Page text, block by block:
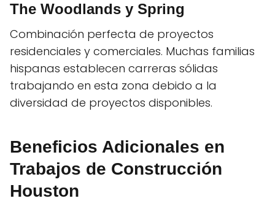
The Woodlands y Spring
Combinación perfecta de proyectos
residenciales y comerciales. Muchas familias
hispanas establecen carreras sólidas
trabajando en esta zona debido a la
diversidad de proyectos disponibles.
Beneficios Adicionales en
Trabajos de Construcción
Houston